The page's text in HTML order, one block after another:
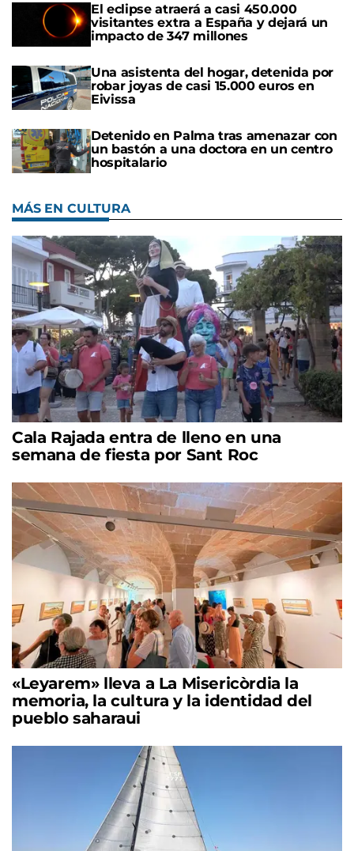
El eclipse atraerá a casi 450.000
visitantes extra a España y dejará un
impacto de 347 millones
Una asistenta del hogar, detenida por
robar joyas de casi 15.000 euros en
Eivissa
Detenido en Palma tras amenazar con
un bastón a una doctora en un centro
hospitalario
MÁS EN CULTURA
Cala Rajada entra de lleno en una
semana de fiesta por Sant Roc
«Leyarem» lleva a La Misericòrdia la
memoria, la cultura y la identidad del
pueblo saharaui